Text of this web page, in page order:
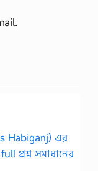
Habiganj) এর
প্রশ্ন সমাধানের